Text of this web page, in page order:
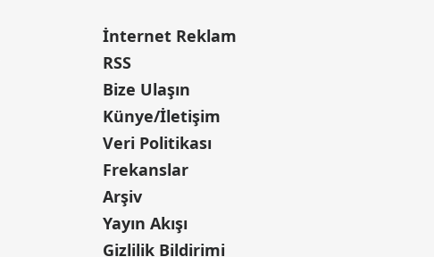
İnternet Reklam
RSS
Bize Ulaşın
Künye/İletişim
Veri Politikası
Frekanslar
Arşiv
Yayın Akışı
Gizlilik Bildirimi